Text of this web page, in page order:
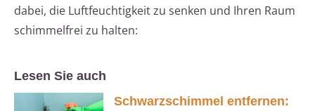
dabei, die Luftfeuchtigkeit zu senken und Ihren Raum
schimmelfrei zu halten:
Lesen Sie auch
Schwarzschimmel entfernen: